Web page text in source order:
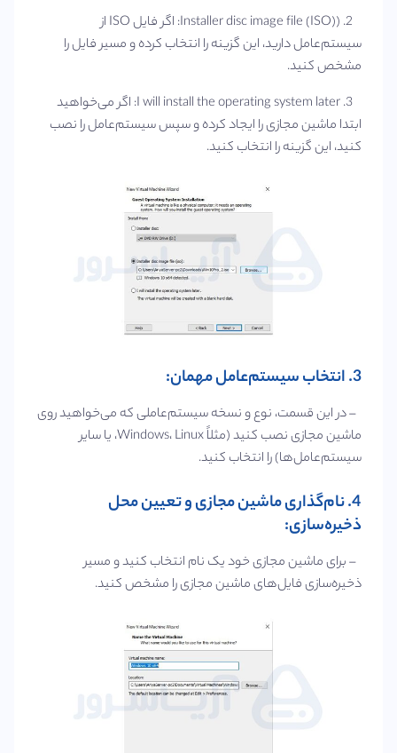
2. (Installer disc image file (ISO): اگر فایل ISO از
سیستم‌عامل دارید، این گزینه را انتخاب کرده و مسیر فایل را
مشخص کنید.
3. I will install the operating system later: اگر می‌خواهید
ابتدا ماشین مجازی را ایجاد کرده و سپس سیستم‌عامل را نصب
کنید، این گزینه را انتخاب کنید.
3. انتخاب سیستم‌عامل مهمان:
– در این قسمت، نوع و نسخه سیستم‌عاملی که می‌خواهید روی
ماشین مجازی نصب کنید (مثلاً Windows، Linux، یا سایر
سیستم‌عامل‌ها) را انتخاب کنید.
4. نام‌گذاری ماشین مجازی و تعیین محل
ذخیره‌سازی:
– برای ماشین مجازی خود یک نام انتخاب کنید و مسیر
ذخیره‌سازی فایل‌های ماشین مجازی را مشخص کنید.